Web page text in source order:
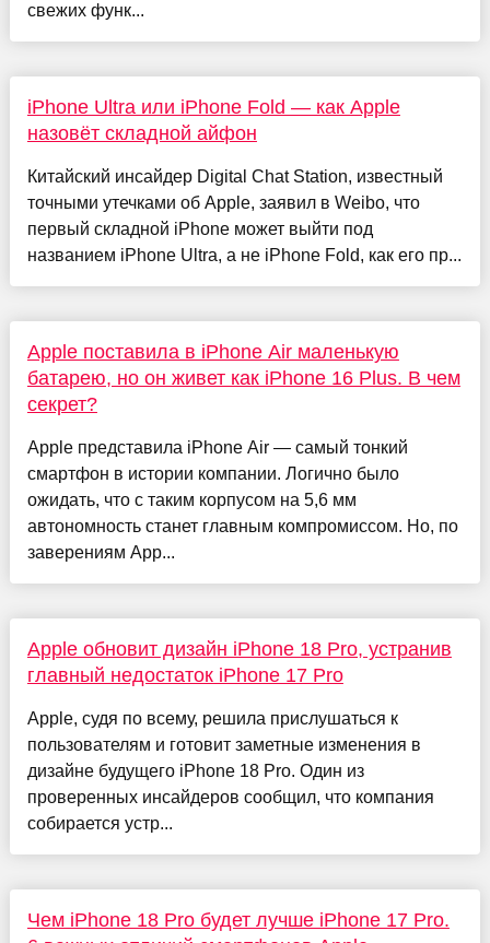
свежих функ...
iPhone Ultra или iPhone Fold — как Apple
назовёт складной айфон
Китайский инсайдер Digital Chat Station, известный
точными утечками об Apple, заявил в Weibo, что
первый складной iPhone может выйти под
названием iPhone Ultra, а не iPhone Fold, как его пр...
Apple поставила в iPhone Air маленькую
батарею, но он живет как iPhone 16 Plus. В чем
секрет?
Apple представила iPhone Air — самый тонкий
смартфон в истории компании. Логично было
ожидать, что с таким корпусом на 5,6 мм
автономность станет главным компромиссом. Но, по
заверениям App...
Apple обновит дизайн iPhone 18 Pro, устранив
главный недостаток iPhone 17 Pro
Apple, судя по всему, решила прислушаться к
пользователям и готовит заметные изменения в
дизайне будущего iPhone 18 Pro. Один из
проверенных инсайдеров сообщил, что компания
собирается устр...
Чем iPhone 18 Pro будет лучше iPhone 17 Pro.